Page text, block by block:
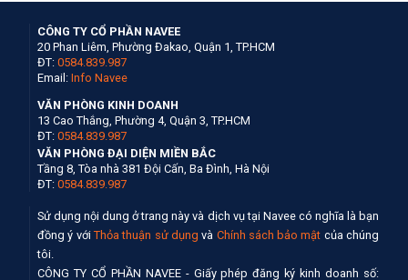
CÔNG TY CỔ PHẦN NAVEE
20 Phan Liêm, Phường Đakao, Quận 1, TP.HCM
ĐT: 0584.839.987
Email: Info Navee
VĂN PHÒNG KINH DOANH
13 Cao Thắng, Phường 4, Quận 3, TP.HCM
ĐT: 0584.839.987
VĂN PHÒNG ĐẠI DIỆN MIỀN BẮC
Tầng 8, Tòa nhà 381 Đội Cấn, Ba Đình, Hà Nội
ĐT: 0584.839.987
Sử dụng nội dung ở trang này và dịch vụ tại Navee có nghĩa là bạn
đồng ý với Thỏa thuận sử dụng và Chính sách bảo mật của chúng
tôi.
CÔNG TY CỔ PHẦN NAVEE - Giấy phép đăng ký kinh doanh số: